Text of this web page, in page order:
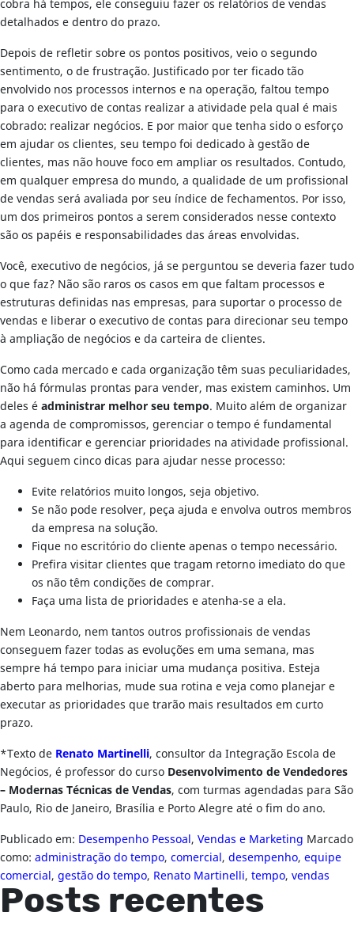
cobra há tempos, ele conseguiu fazer os relatórios de vendas
detalhados e dentro do prazo.
Depois de refletir sobre os pontos positivos, veio o segundo
sentimento, o de frustração. Justificado por ter ficado tão
envolvido nos processos internos e na operação, faltou tempo
para o executivo de contas realizar a atividade pela qual é mais
cobrado: realizar negócios. E por maior que tenha sido o esforço
em ajudar os clientes, seu tempo foi dedicado à gestão de
clientes, mas não houve foco em ampliar os resultados. Contudo,
em qualquer empresa do mundo, a qualidade de um profissional
de vendas será avaliada por seu índice de fechamentos. Por isso,
um dos primeiros pontos a serem considerados nesse contexto
são os papéis e responsabilidades das áreas envolvidas.
Você, executivo de negócios, já se perguntou se deveria fazer tudo
o que faz? Não são raros os casos em que faltam processos e
estruturas definidas nas empresas, para suportar o processo de
vendas e liberar o executivo de contas para direcionar seu tempo
à ampliação de negócios e da carteira de clientes.
Como cada mercado e cada organização têm suas peculiaridades,
não há fórmulas prontas para vender, mas existem caminhos. Um
deles éadministrar melhor seu tempo. Muito além de organizar
a agenda de compromissos, gerenciar o tempo é fundamental
para identificar e gerenciar prioridades na atividade profissional.
Aqui seguem cinco dicas para ajudar nesse processo:
Evite relatórios muito longos, seja objetivo.
Se não pode resolver, peça ajuda e envolva outros membros
da empresa na solução.
Fique no escritório do cliente apenas o tempo necessário.
Prefira visitar clientes que tragam retorno imediato do que
os não têm condições de comprar.
Faça uma lista de prioridades e atenha-se a ela.
Nem Leonardo, nem tantos outros profissionais de vendas
conseguem fazer todas as evoluções em uma semana, mas
sempre há tempo para iniciar uma mudança positiva. Esteja
aberto para melhorias, mude sua rotina e veja como planejar e
executar as prioridades que trarão mais resultados em curto
prazo.
*Texto de Renato Martinelli, consultor da Integração Escola de
Negócios, é professor do curso Desenvolvimento de Vendedores
– Modernas Técnicas de Vendas, com turmas agendadas para São
Paulo, Rio de Janeiro, Brasília e Porto Alegre até o fim do ano.
Publicado em: Desempenho Pessoal, Vendas e Marketing Marcado
como: administração do tempo, comercial, desempenho, equipe
comercial, gestão do tempo, Renato Martinelli, tempo, vendas
Posts recentes